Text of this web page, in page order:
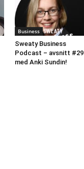
Business
Sweaty Business
Podcast – avsnitt #29
med Anki Sundin!